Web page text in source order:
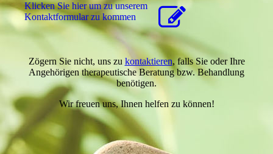
Klicken Sie hier um zu unserem
Kon­takt­for­mu­lar zu kommen
Zögern Sie nicht, uns zu kontaktieren, falls Sie oder Ihre
Angehörigen therapeutische Beratung bzw. Behandlung
benötigen.
Wir freuen uns, Ihnen helfen zu können!